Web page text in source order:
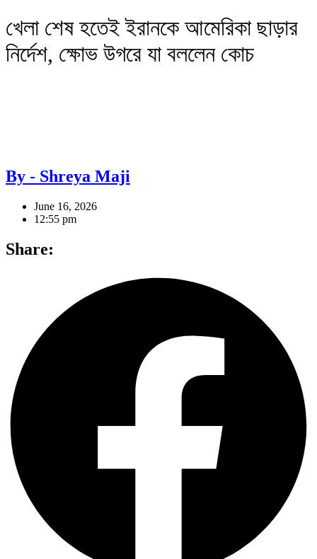
খেলা শেষ হতেই ইরানকে আমেরিকা ছাড়ার
নির্দেশ, ক্ষোভ উগরে যা বললেন কোচ
By - Shreya Maji
June 16, 2026
12:55 pm
Share: